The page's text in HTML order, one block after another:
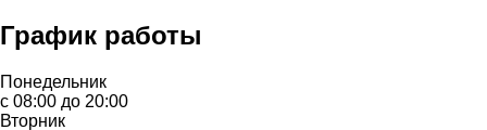
График работы
Понедельник
с 08:00 до 20:00
Вторник